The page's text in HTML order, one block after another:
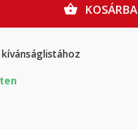
 KOSÁRBA